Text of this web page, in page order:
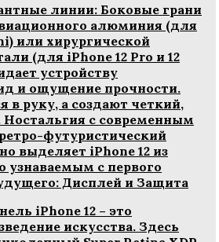
линии: Боковые грани
алюминия (для
или хирургической
(для iPhone 12 Pro и 12
устройству
и ощущение прочности.
в руку‚ а создают четкий‚
Ностальгия с современным
футуристический
выделяет iPhone 12 из
узнаваемым с первого
Дисплей и Защита
iPhone 12 – это
искусства. Здесь